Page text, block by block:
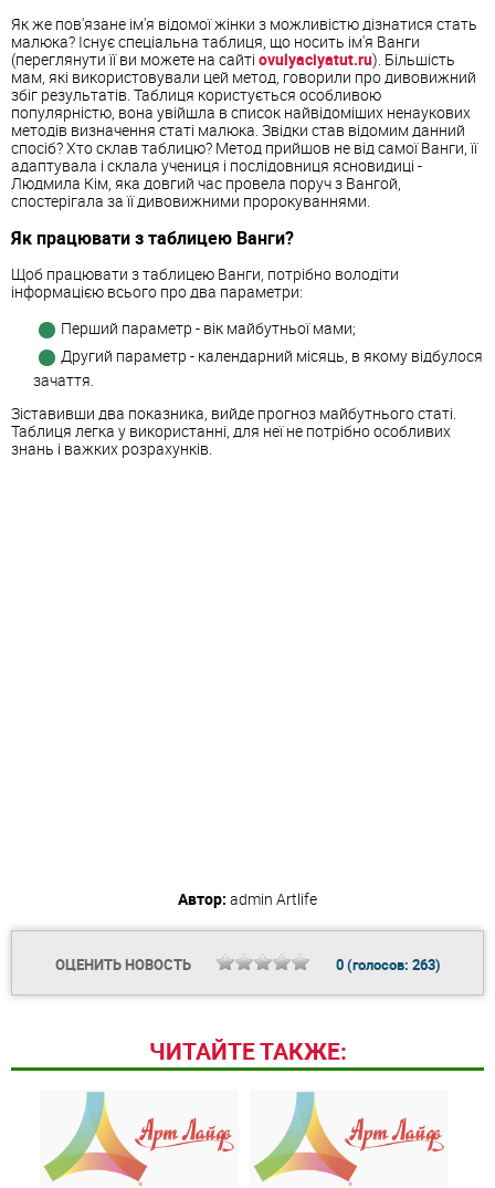
Як же пов'язане ім'я відомої жінки з можливістю дізнатися стать
малюка? Існує спеціальна таблиця, що носить ім'я Ванги
(переглянути її ви можете на сайті ovulyaciyatut.ru). Більшість
мам, які використовували цей метод, говорили про дивовижний
збіг результатів. Таблиця користується особливою
популярністю, вона увійшла в список найвідоміших ненаукових
методів визначення статі малюка. Звідки став відомим данний
спосіб? Хто склав таблицю? Метод прийшов не від самої Ванги, її
адаптувала і склала учениця і послідовниця ясновидиці -
Людмила Кім, яка довгий час провела поруч з Вангой,
спостерігала за її дивовижними пророкуваннями.
Як працювати з таблицею Ванги?
Щоб працювати з таблицею Ванги, потрібно володіти
інформацією всього про два параметри:
Перший параметр - вік майбутньої мами;
Другий параметр - календарний місяць, в якому відбулося
зачаття.
Зіставивши два показника, вийде прогноз майбутнього статі.
Таблиця легка у використанні, для неї не потрібно особливих
знань і важких розрахунків.
Автор: admin Artlife
ОЦЕНИТЬ НОВОСТЬ 0(голосов: 263)
ЧИТАЙТЕ ТАКЖЕ: